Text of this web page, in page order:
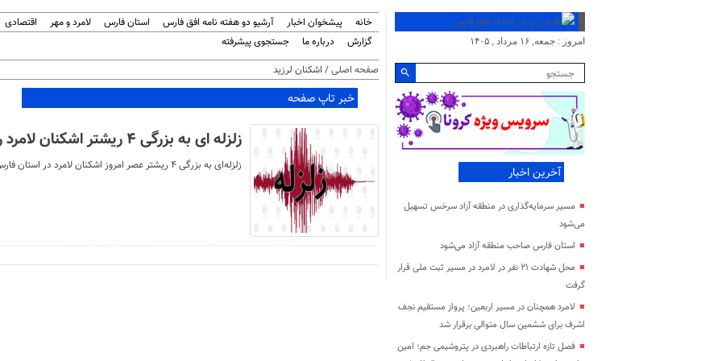
خانه پیشخوان اخبار آرشیو دو هفته نامه افق فارس استان فارس لامرد و مهر اقتصادی
گزارش
درباره ما
جستجوی پیشرفته
صفحه اصلی/ اشکنان لرزید
خبر تاپ صفحه
زلزله ای به بزرگی ۴ ریشتر اشکنان لامرد را لرزاند
زلزله‌ای به بزرگی ۴ ریشتر عصر امروز اشکنان لامرد در استان فارس را لرزاند.
امروز : جمعه, ۱۶ مرداد , ۱۴۰۵
آخرین اخبار
مسیر سرمایه‌گذاری در منطقه آزاد سرخس تسهیل
می‌شود
استان فارس صاحب منطقه آزاد می‌شود
محل شهادت ۲۱ نفر در لامرد در مسیر ثبت ملی قرار
گرفت
لامرد همچنان در مسیر اربعین؛ پرواز مستقیم نجف
اشرف برای ششمین سال متوالی برقرار شد
فصل تازه ارتباطات راهبردی در پتروشیمی جم؛ امین